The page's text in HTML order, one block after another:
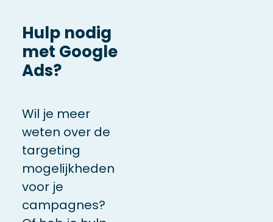
Hulp nodig
met Google
Ads?
Wil je meer
weten over de
targeting
mogelijkheden
voor je
campagnes?